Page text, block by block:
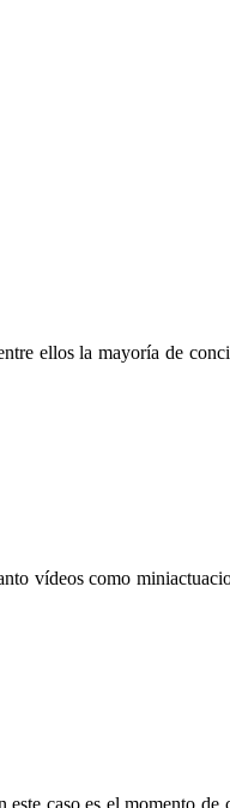
ellos la mayoría de
vídeos como
caso es el momento de